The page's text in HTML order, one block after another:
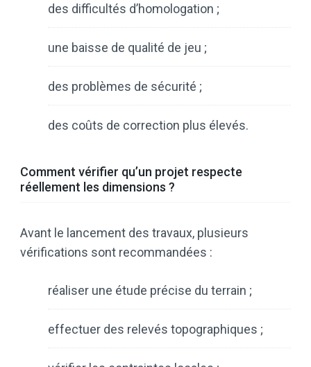
des difficultés d’homologation ;
une baisse de qualité de jeu ;
des problèmes de sécurité ;
des coûts de correction plus élevés.
Comment vérifier qu’un projet respecte
réellement les dimensions ?
Avant le lancement des travaux, plusieurs
vérifications sont recommandées :
réaliser une étude précise du terrain ;
effectuer des relevés topographiques ;